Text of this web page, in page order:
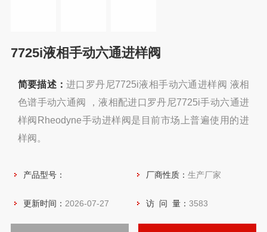
7725i液相手动六通进样阀
简要描述： 进口罗丹尼7725i液相手动六通进样阀 液相
色谱手动六通阀 ，液相配进口罗丹尼7725i手动六通进
样阀Rheodyne手动进样阀是目前市场上普遍使用的进
样阀。
产品型号： 厂商性质： 生产厂家
更新时间： 2026-07-27 访 问 量： 3583